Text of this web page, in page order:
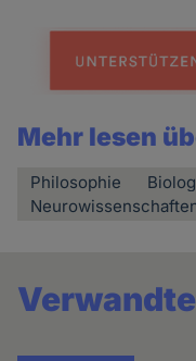
Mehr lesen
Philosophie